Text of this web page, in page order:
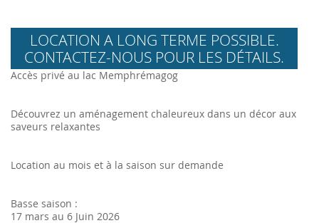
LOCATION A LONG TERME POSSIBLE.
CONTACTEZ-NOUS POUR LES DÉTAILS.
Accès privé au lac Memphrémagog
Découvrez un aménagement chaleureux dans un décor aux
saveurs relaxantes
Location au mois et à la saison sur demande
Basse saison :
17 mars au 6 Juin 2026